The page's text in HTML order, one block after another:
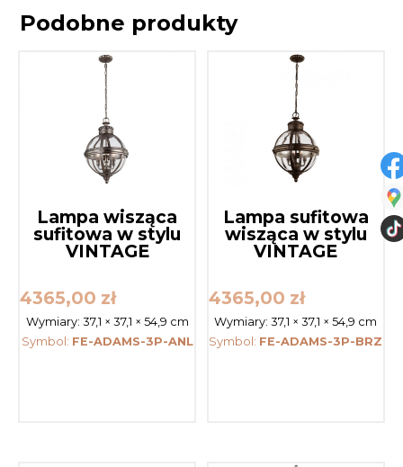
Podobne produkty
Lampa wisząca
sufitowa w stylu
VINTAGE
4365,00 zł
Wymiary: 37,1 × 37,1 × 54,9 cm
Symbol: FE-ADAMS-3P-ANL
Lampa sufitowa
wisząca w stylu
VINTAGE
4365,00 zł
Wymiary:37,1 × 37,1 × 54,9 cm
Symbol: FE-ADAMS-3P-BRZ